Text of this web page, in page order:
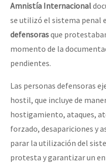
Amnistía Internacional
se utilizó el sistema penal
defensorasque
momento de la
pendientes.
Las personas defensoras
hostil, que incluye de
hostigamiento, ataques,
forzado, desapariciones y
parar la utilización del
protesta y garantizar un